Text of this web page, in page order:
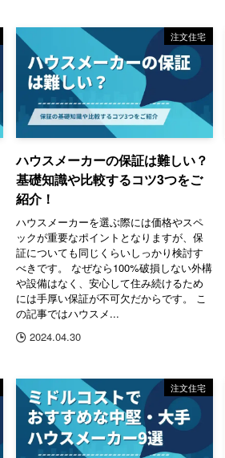
注文住宅
ハウスメーカーの保証は難しい？
基礎知識や比較するコツ3つをご
紹介！
ハウスメーカーを選ぶ際には価格やスペ
ックが重要なポイントとなりますが、保
証についても同じくらいしっかり検討す
べきです。 なぜなら100%破損しない外構
や設備はなく、安心して住み続けるため
には手厚い保証が不可欠だからです。 こ
の記事ではハウスメ...
2024.04.30
注文住宅